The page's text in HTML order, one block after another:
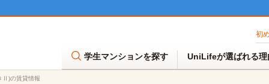
初
学生マンションを探す UniLifeが選ばれる理
Ⅱ)の賃貸情報